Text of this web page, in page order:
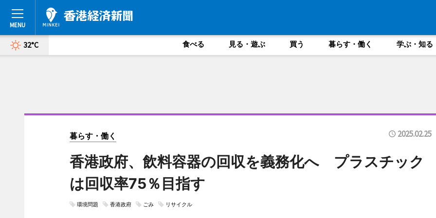
32°C 食べる 見る・遊ぶ 買う 暮らす・働く 学ぶ・知る
暮らす・働く 2025.02.25
香港政府、飲料容器の回収を義務化へ プラスチック
は回収率75％目指す
環境問題 香港政府 ごみ リサイクル